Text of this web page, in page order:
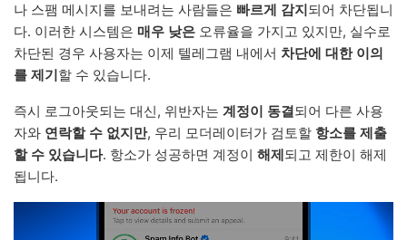
나 스팸 메시지를 보내려는 사람들은 빠르게 감지되어 차단됩니
다. 이러한 시스템은 매우 낮은 오류율을 가지고 있지만, 실수로
차단된 경우 사용자는 이제 텔레그램 내에서 차단에 대한 이의
를 제기할 수 있습니다.
즉시 로그아웃되는 대신, 위반자는 계정이 동결되어 다른 사용
자와 연락할 수 없지만, 우리 모더레이터가 검토할 항소를 제출
할 수 있습니다. 항소가 성공하면 계정이 해제되고 제한이 해제
됩니다.